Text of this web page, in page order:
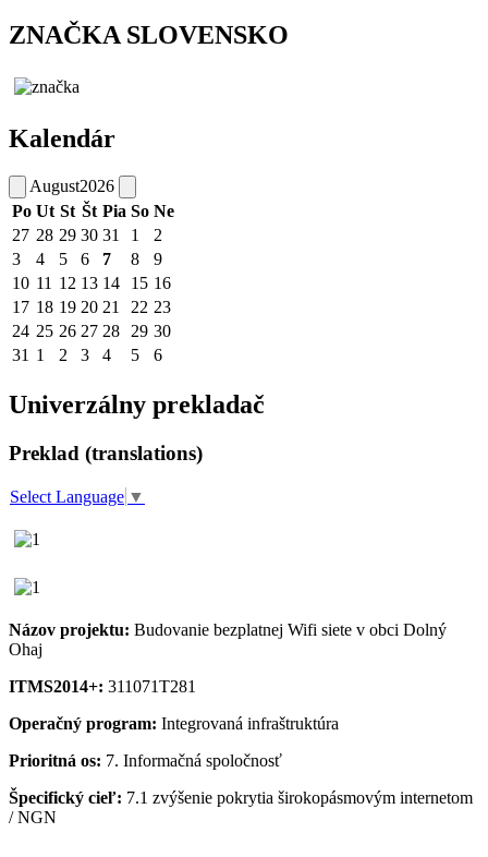
ZNAČKA SLOVENSKO
Kalendár
August2026
Po Ut St Št Pia So Ne
27 28 29 30 31 1
2
3
4 5 6 7 8
9
10 11 12 13 14 15 16
17 18 19 20 21 22 23
24 25 26 27 28 29 30
31 1 2 3 4 5 6
Univerzálny prekladač
Preklad (translations)
Select Language ▼
Názov projektu: Budovanie bezplatnej Wifi siete v obci Dolný
Ohaj
ITMS2014+: 311071T281
Operačný program: Integrovaná infraštruktúra
Prioritná os: 7. Informačná spoločnosť
Špecifický cieľ: 7.1 zvýšenie pokrytia širokopásmovým internetom
/ NGN